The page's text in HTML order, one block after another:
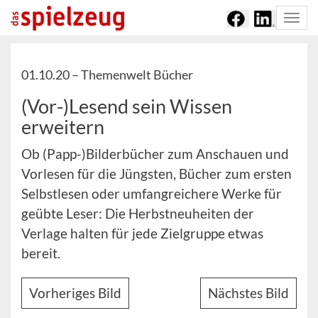
01.10.20 –Themenwelt Bücher
(Vor-)Lesend sein Wissen
erweitern
Ob (Papp-)Bilderbücher zum Anschauen und
Vorlesen für die Jüngsten, Bücher zum ersten
Selbstlesen oder umfangreichere Werke für
geübte Leser: Die Herbstneuheiten der
Verlage halten für jede Zielgruppe etwas
bereit.
Vorheriges Bild Nächstes Bild